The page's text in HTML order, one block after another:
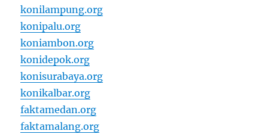
konilampung.org
konipalu.org
koniambon.org
konidepok.org
konisurabaya.org
konikalbar.org
faktamedan.org
faktamalang.org